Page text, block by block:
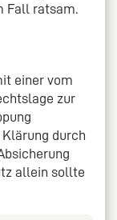
Fall ratsam.
einer vom
zur
durch
allein sollte